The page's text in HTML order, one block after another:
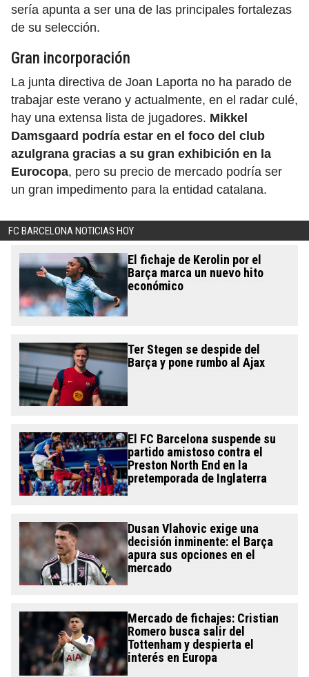
sería apunta a ser una de las principales fortalezas
de su selección.
Gran incorporación
La junta directiva de Joan Laporta no ha parado de
trabajar este verano y actualmente, en el radar culé,
hay una extensa lista de jugadores. Mikkel
Damsgaard podría estar en el foco del club
azulgrana gracias a su gran exhibición en la
Eurocopa, pero su precio de mercado podría ser
un gran impedimento para la entidad catalana.
FC BARCELONA NOTICIAS HOY
El fichaje de Kerolin por el
Barça marca un nuevo hito
económico
Ter Stegen se despide del
Barça y pone rumbo al Ajax
El FC Barcelona suspende su
partido amistoso contra el
Preston North End en la
pretemporada de Inglaterra
Dusan Vlahovic exige una
decisión inminente: el Barça
apura sus opciones en el
mercado
Mercado de fichajes: Cristian
Romero busca salir del
Tottenham y despierta el
interés en Europa